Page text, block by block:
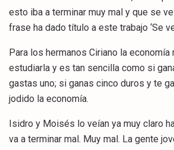
esto iba a terminar muy mal y que se
frase ha dado título a este trabajo ‘Se
Para los hermanos Ciriano la economía
estudiarla y es tan sencilla como si
gastas uno; si ganas cinco duros y te
jodido la economía.
Isidro y Moisés lo veían ya muy claro
va a terminar mal. Muy mal. La gente